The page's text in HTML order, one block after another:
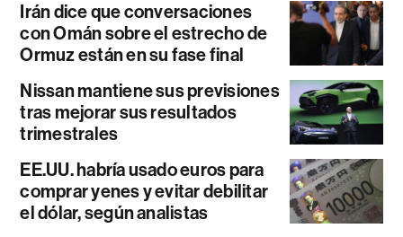
Irán dice que conversaciones
con Omán sobre el estrecho de
Ormuz están en su fase final
Nissan mantiene sus previsiones
tras mejorar sus resultados
trimestrales
EE.UU. habría usado euros para
comprar yenes y evitar debilitar
el dólar, según analistas